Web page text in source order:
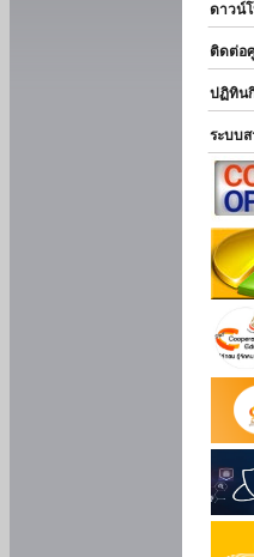
ดาวน์โ
ติดต่อศู
ปฏิทินกิ
ระบบส